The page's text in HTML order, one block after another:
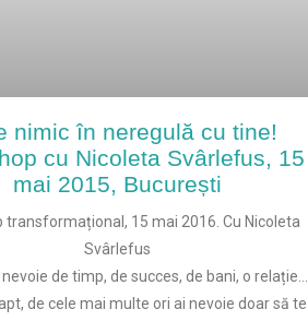
nimic în neregulă cu tine!
cu Nicoleta Svârlefus, 15
mai 2015, București
transformațional, 15 mai 2016. Cu Nicoleta
Svârlefus
de timp, de succes, de bani, o relație…
de cele mai multe ori ai nevoie doar să te